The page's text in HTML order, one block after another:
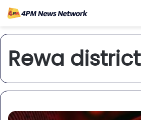
Rewa district